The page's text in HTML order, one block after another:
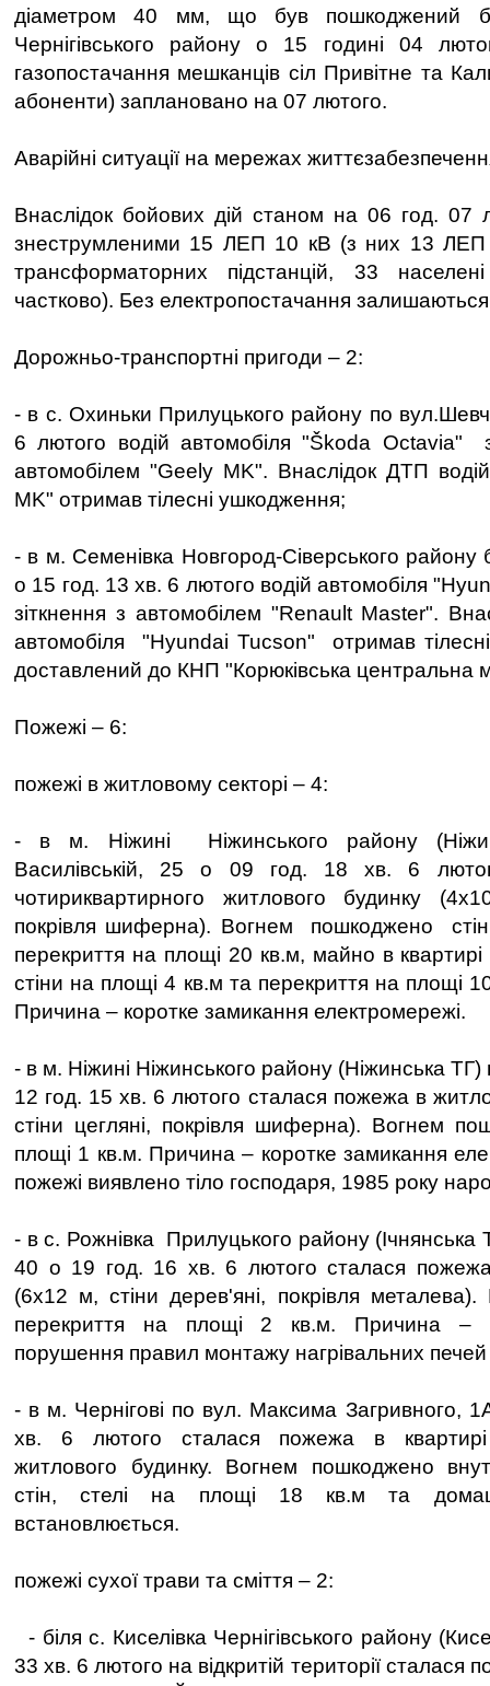
діаметром 40 мм, що був пошкоджений
Чернігівського району о 15 годині 04
газопостачання мешканців сіл Привітне та
абоненти) заплановано на 07 лютого.
Аварійні ситуації на мережах
Внаслідок бойових дій станом на 06 год. 07
знеструмленими 15 ЛЕП 10 кВ (з них 13 ЛЕП
трансформаторних підстанцій, 33
частково). Без електропостачання
Дорожньо-транспортні пригоди – 2:
- в с. Охиньки Прилуцького району по
6 лютого водій автомобіля "Škoda Octavia"
автомобілем "Geely MK". Внаслідок ДТП
MK" отримав тілесні ушкодження;
- в м. Семенівка Новгород-Сіверського району
о 15 год. 13 хв. 6 лютого водій автомобіля
зіткнення з автомобілем "Renault Master".
автомобіля "Hyundai Tucson" отримав
доставлений до КНП "Корюківська центральна
Пожежі – 6:
пожежі в житловому секторі – 4:
- в м. Ніжині Ніжинського району
Василівській, 25 о 09 год. 18 хв. 6
чотириквартирного житлового будинку
покрівля шиферна). Вогнем пошкоджено
перекриття на площі 20 кв.м, майно в
стіни на площі 4 кв.м та перекриття на площі
Причина – коротке замикання електромережі.
- в м. Ніжині Ніжинського району (Ніжинська
12 год. 15 хв. 6 лютого сталася пожежа в
стіни цегляні, покрівля шиферна). Вогнем
площі 1 кв.м. Причина – коротке замикання
пожежі виявлено тіло господаря, 1985 року
- в с. Рожнівка Прилуцького району (Ічнянська
40 о 19 год. 16 хв. 6 лютого сталася
(6х12 м, стіни дерев'яні, покрівля
перекриття на площі 2 кв.м. Причина –
порушення правил монтажу нагрівальних печей
- в м. Чернігові по вул. Максима Загривного,
хв. 6 лютого сталася пожежа в квартирі
житлового будинку. Вогнем пошкоджено
стін, стелі на площі 18 кв.м та
встановлюється.
пожежі сухої трави та сміття – 2:
- біля с. Киселівка Чернігівського району
33 хв. 6 лютого на відкритій території сталася